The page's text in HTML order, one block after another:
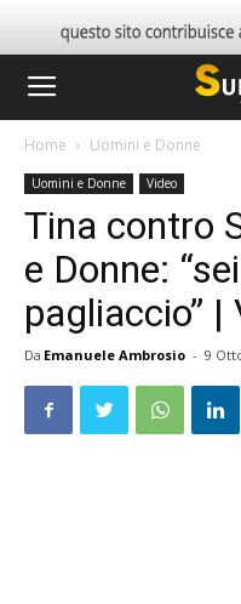
Home Uomini e Donne
Uomini e Donne Video
Tina contro
e Donne:
pagliaccio” |
Da Emanuele Ambrosio - 9